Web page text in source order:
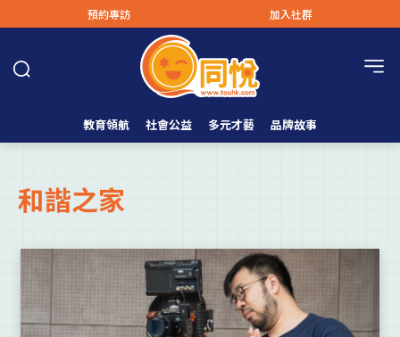
預約專訪 加入社群
教育領航 社會公益 多元才藝 品牌故事
和諧之家